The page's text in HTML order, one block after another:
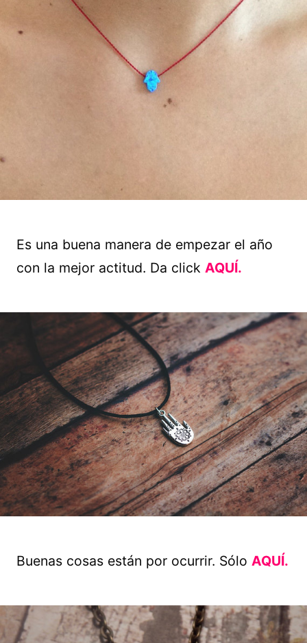
Es una buena manera de empezar el año
con la mejor actitud. Da click AQUÍ.
Buenas cosas están por ocurrir. Sólo AQUÍ.